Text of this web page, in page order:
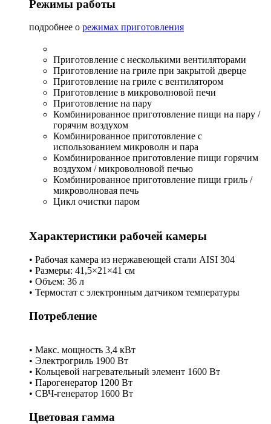
Режимы работы
подробнее о режимах приготовления
Приготовление с несколькими вентиляторами
Приготовление на гриле при закрытой дверце
Приготовление на гриле с вентилятором
Приготовление в микроволновой печи
Приготовление на пару
Комбинированное приготовление пищи на пару /
горячим воздухом
Комбинированное приготовление с
использованием микроволн и пара
Комбинированное приготовление пищи горячим
воздухом / микроволновой печью
Комбинированное приготовление пищи гриль /
микроволновая печь
Цикл очистки паром
Характеристики рабочей камеры
• Рабочая камера из нержавеющей стали AISI 304
• Размеры: 41,5×21×41 см
• Объем: 36 л
• Термостат с электронным датчиком температуры
Потребление
• Макс. мощность 3,4 кВт
• Электрогриль 1900 Вт
• Кольцевой нагревательный элемент 1600 Вт
• Парогенератор 1200 Вт
• СВЧ-генератор 1600 Вт
Цветовая гамма